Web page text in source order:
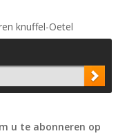
knuffel-Oetel
u te abonneren op